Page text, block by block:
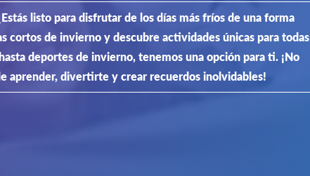
listo para disfrutar de los días más fríos de una forma
cortos de invierno y descubre actividades únicas para todas
deportes de invierno, tenemos una opción para ti. ¡No
aprender, divertirte y crear recuerdos inolvidables!